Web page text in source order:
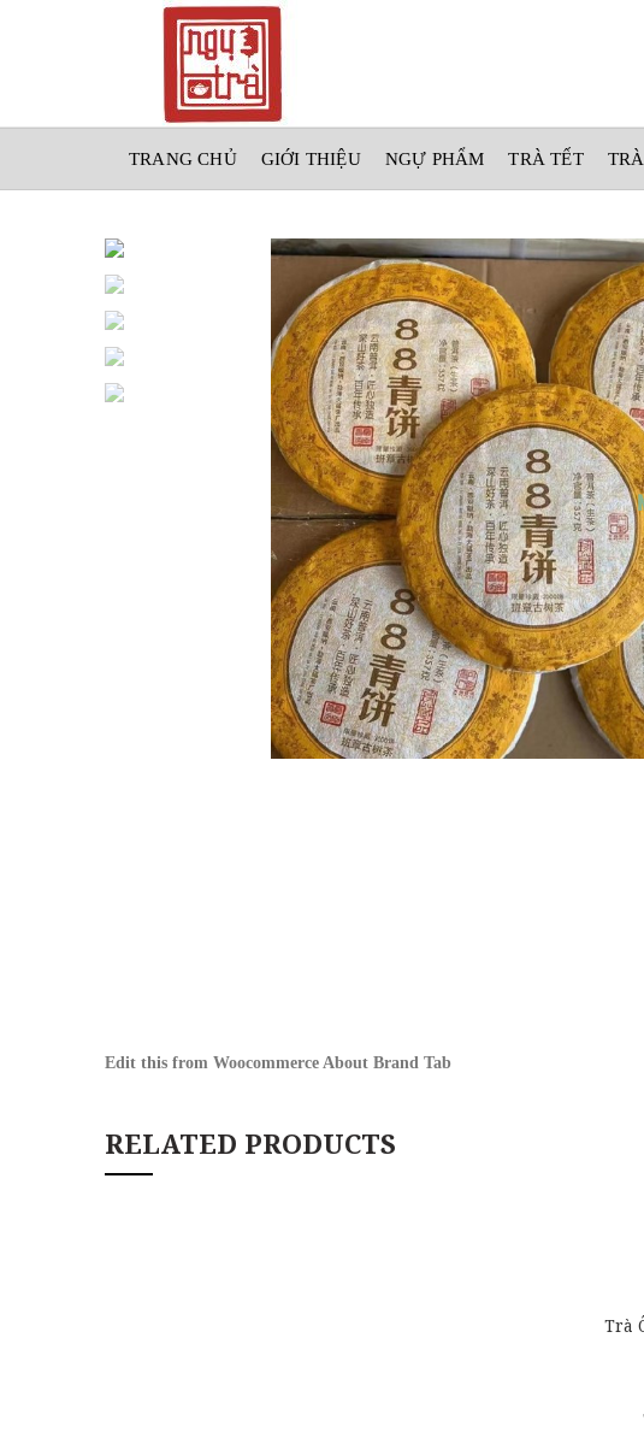
TRANG CHỦ GIỚI THIỆU NGỰ PHẨM TRÀ TẾT
Edit this from Woocommerce About Brand Tab
RELATED PRODUCTS
Trà